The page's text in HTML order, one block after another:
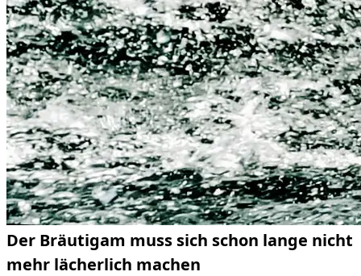
Der Bräutigam muss sich schon lange nicht
mehr lächerlich machen